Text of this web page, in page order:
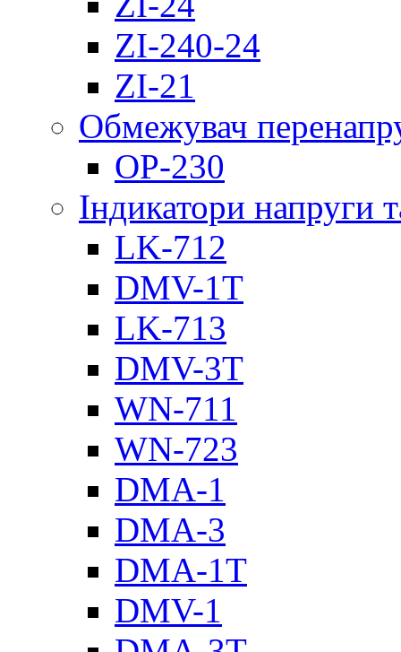
ZI-240-24
ZI-21
Обмежувач
OP-230
Індикатори напруги
LK-712
DMV-1T
LK-713
DMV-3T
WN-711
WN-723
DMA-1
DMA-3
DMA-1T
DMV-1